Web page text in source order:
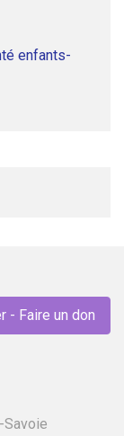
enfants-
- Faire un don
Savoie